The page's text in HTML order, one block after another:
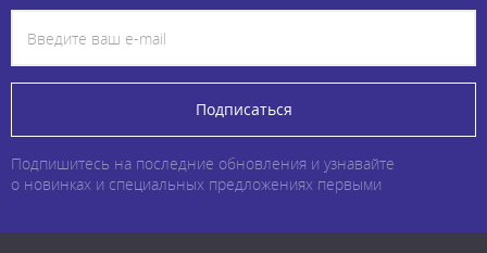
Подписаться
Подпишитесь на последние обновления и узнавайте
о новинках и специальных предложениях первыми